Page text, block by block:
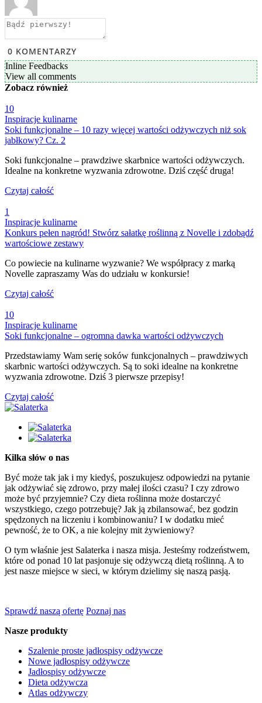
0 KOMENTARZY
Inline Feedbacks
View all comments
Zobacz również
10
Inspiracje kulinarne
Soki funkcjonalne – 10 razy więcej wartości odżywczych niż sok
jabłkowy? Cz. 2
Soki funkcjonalne – prawdziwe skarbnice wartości odżywczych.
Idealne na konkretne wyzwania zdrowotne. Dziś część druga!
Czytaj całość
1
Inspiracje kulinarne
Konkurs pełen nagród! Stwórz sałatkę roślinną z Novelle i zdobądź
wartościowe zestawy
Co powiecie na kulinarne wyzwanie? We współpracy z marką
Novelle zapraszamy Was do udziału w konkursie!
Czytaj całość
10
Inspiracje kulinarne
Soki funkcjonalne – ogromna dawka wartości odżywczych
Przedstawiamy Wam serię soków funkcjonalnych – prawdziwych
skarbnic wartości odżywczych. Są to soki idealne na konkretne
wyzwania zdrowotne. Dziś 3 pierwsze przepisy!
Czytaj całość
Kilka słów o nas
Być może tak jak i my kiedyś, poszukujesz odpowiedzi na pytanie
jak odżywiać się zdrowo, przy małej ilości czasu? I czy zdrowo
może być przyjemnie? Czy dieta roślinna może dostarczyć
wszystkiego, czego potrzebuję? Jak ją zbilansować, bez godzin
spędzonych na liczeniu i kombinowaniu? I w dodatku mieć
pewność, że to OK, a nie kolejny mit żywieniowy?
O tym właśnie jest Salaterka i nasza misja. Jesteśmy rodzeństwem,
które od ponad 10 lat pasjonuje się odżywczą dietą roślinną. A to
jest nasze miejsce w sieci, w którym dzielimy się naszą pasją.
Sprawdź naszą ofertę Poznaj nas
Nasze produkty
Szalenie proste jadłospisy odżywcze
Nowe jadłospisy odżywcze
Jadłospisy odżywcze
Dieta odżywcza
Atlas odżywczy